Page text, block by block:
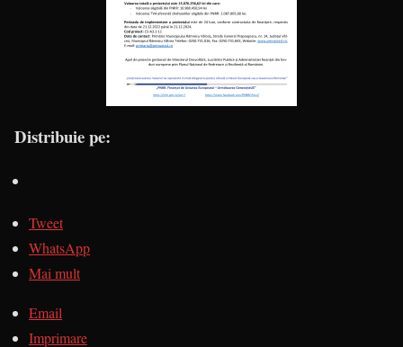
Distribuie pe:
Tweet
WhatsApp
Mai mult
Email
Imprimare